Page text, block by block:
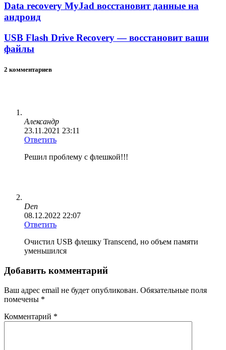
Data recovery MyJad восстановит данные на
андроид
USB Flash Drive Recovery — восстановит ваши
файлы
2 комментариев
Александр
23.11.2021 23:11
Ответить
Решил проблему с флешкой!!!
Den
08.12.2022 22:07
Ответить
Очистил USB флешку Transcend, но объем памяти
уменьшился
Добавить комментарий
Ваш адрес email не будет опубликован. Обязательные поля
помечены *
Комментарий *